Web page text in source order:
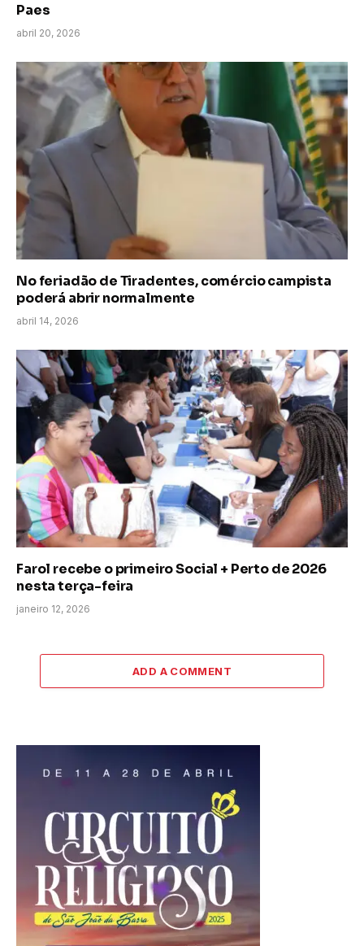
Paes
abril 20, 2026
No feriadão de Tiradentes, comércio campista
poderá abrir normalmente
abril 14, 2026
Farol recebe o primeiro Social + Perto de 2026
nesta terça-feira
janeiro 12, 2026
ADD A COMMENT